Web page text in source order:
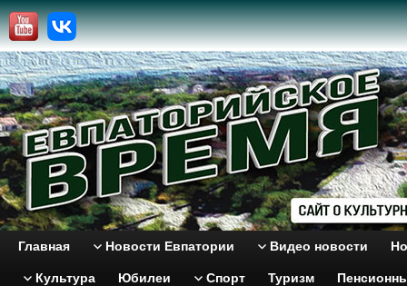
Главная Новости Евпатории Видео новости
Культура Юбилеи Спорт Туризм